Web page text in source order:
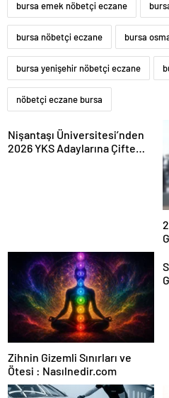
bursa emek nöbetçi eczane
bursa nöbetçi eczane bursa
bursa yenişehir nöbetçi eczane
nöbetçi eczane bursa
Nişantaşı Üniversitesi’nden
2026 YKS Adaylarına Çifte
Zihnin Gizemli Sınırları ve
Ötesi : Nasılnedir.com